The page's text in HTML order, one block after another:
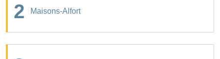
2 Maisons-Alfort